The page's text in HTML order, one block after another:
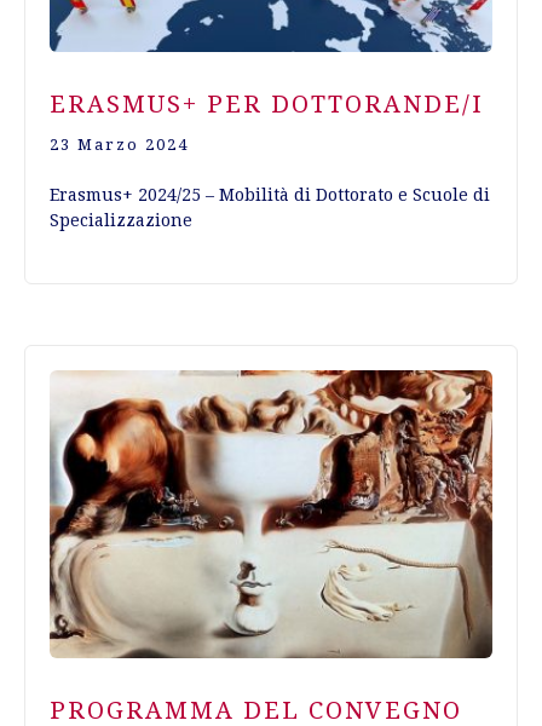
ERASMUS+ PER DOTTORANDE/I
23 Marzo 2024
Erasmus+ 2024/25 – Mobilità di Dottorato e Scuole di
Specializzazione
PROGRAMMA DEL CONVEGNO